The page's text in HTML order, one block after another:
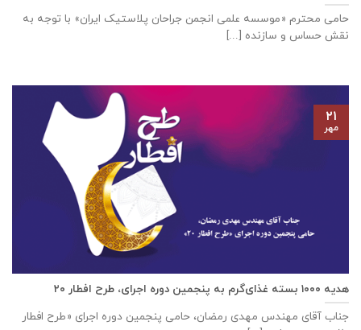
حامی محترم «موسسه علمی انجمن جراحان پلاستیک ایران» با توجه به
نقش حساس و سازنده [...]
هدیه ۱۰۰۰ بسته غذای‌گرم به پنجمین دوره اجرای، طرح افطار ۲۰
جناب آقای مهندس مهدی رمضان، حامی پنجمین دوره اجرای «طرح افطار
۲۱
مهر